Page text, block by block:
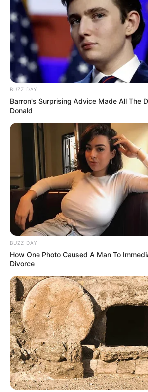
bei der Tier- und Pflanzenzucht
Charles Darwin 1858 der universitären
mussten die Abstammungslehre ja
lernen.
Quermania folgen:
Suchen:
Auf einigen Seiten dieses Projektes
Angebote integriert. Wenn etwas
gekauft wird, ist das eine
dadurch der Preis ändert.
BUZZ DAY
Barron's Surprising Advice Made All The
Donald
BUZZ DAY
How One Photo Caused A Man To
Divorce